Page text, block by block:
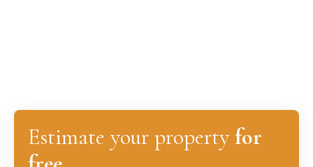
Estimate your property for